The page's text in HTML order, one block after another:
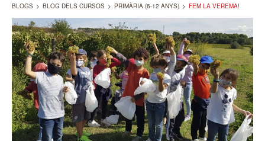
BLOGS > BLOG DELS CURSOS > PRIMÀRIA (6-12 ANYS) > FEM LA VEREMA!